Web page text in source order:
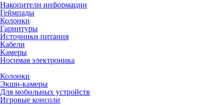
Накопители информации
Геймпады
Колонки
Гарнитуры
Источники питания
Кабели
Камеры
Носимая электроника
Колонки
Экшн-камеры
Для мобильных устройств
Игровые консоли